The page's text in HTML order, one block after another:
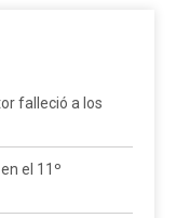
falleció a los
el 11º